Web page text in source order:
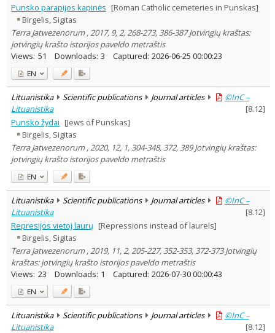
Punsko parapijos kapinės [Roman Catholic cemeteries in Punskas]
Birgelis, Sigitas
Terra Jatwezenorum , 2017, 9, 2, 268-273, 386-387 Jotvingių kraštas:
jotvingių krašto istorijos paveldo metraštis
Views: 51 Downloads: 3 Captured: 2026-06-25 00:00:23
EN
Lituanistika Scientific publications Journal articles
©InC –
Lituanistika
[8.12]
Punsko žydai [Jews of Punskas]
Birgelis, Sigitas
Terra Jatwezenorum , 2020, 12, 1, 304-348, 372, 389 Jotvingių kraštas:
jotvingių krašto istorijos paveldo metraštis
EN
Lituanistika Scientific publications Journal articles
©InC –
Lituanistika
[8.12]
Represijos vietoj laurų [Repressions instead of laurels]
Birgelis, Sigitas
Terra Jatwezenorum , 2019, 11, 2, 205-227, 352-353, 372-373 Jotvingių
kraštas: jotvingių krašto istorijos paveldo metraštis
Views: 23 Downloads: 1 Captured: 2026-07-30 00:00:43
EN
Lituanistika Scientific publications Journal articles
©InC –
Lituanistika
[8.12]